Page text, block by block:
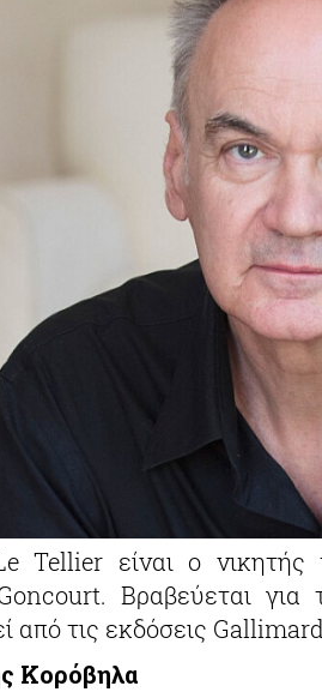
Tellier είναι ο νικητής
Βραβεύεται
από τις εκδόσεις
Κορόβηλα